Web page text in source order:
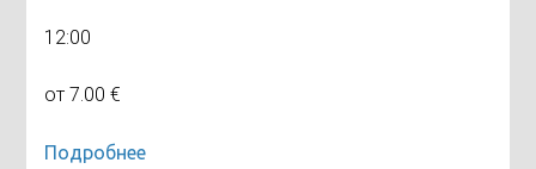
12:00
от 7.00 €
Подробнее